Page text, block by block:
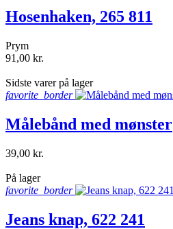
Hosenhaken, 265 811
Prym
91,00 kr.
Sidste varer på lager
favorite_border
Målebånd med mønster
39,00 kr.
På lager
favorite_border
Jeans knap, 622 241